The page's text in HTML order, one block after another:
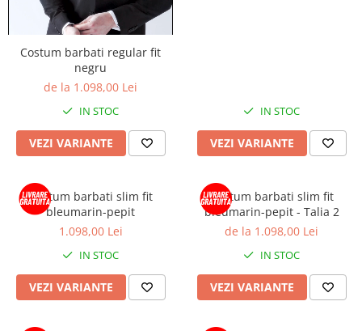
Costum barbati regular fit
negru
de la 1.098,00 Lei
IN STOC
VEZI VARIANTE
IN STOC
VEZI VARIANTE
Costum barbati slim fit
bleumarin-pepit
1.098,00 Lei
IN STOC
VEZI VARIANTE
Costum barbati slim fit
bleumarin-pepit - Talia 2
de la 1.098,00 Lei
IN STOC
VEZI VARIANTE